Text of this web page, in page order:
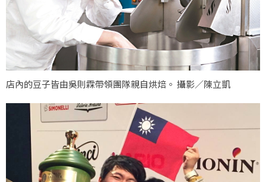
店內的豆子皆由吳則霖帶領團隊親自烘焙。 攝影／陳立凱